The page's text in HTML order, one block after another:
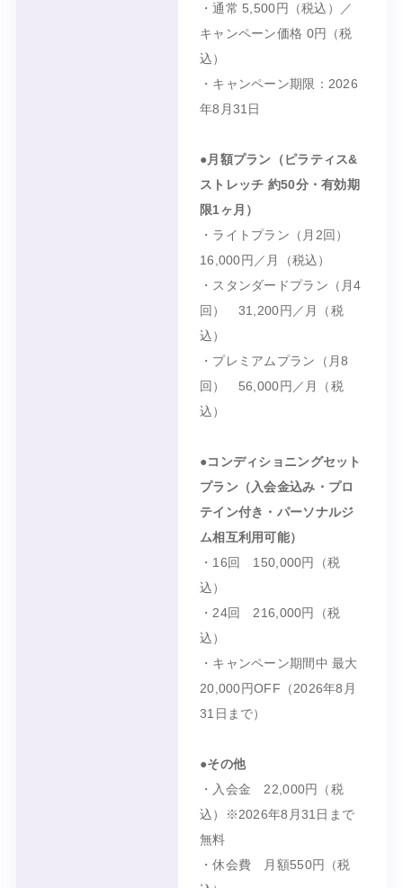
・通常 5,500円
（税込）／
キャンペーン価格 0円
（税
込）
・キャンペーン期限： 2026
年8月31日
●月額プラン（ピラティス&
ストレッチ 約50分・有効期
限1ヶ月）
・ライトプラン（月2回）
16,000円／月（税込）
・スタンダードプラン（月4
回） 31,200円／月（税
込）
・プレミアムプラン（月8
回） 56,000円／月（税
込）
●コンディショニングセット
プラン（入会金込み・プロ
テイン付き・パーソナルジ
ム相互利用可能）
・16回 150,000円（税
込）
・24回 216,000円（税
込）
・キャンペーン期間中最大
20,000円OFF （2026年8月
31日 まで）
●その他
・入会金 22,000円
（税
込）※2026年8月31日 まで
無料
・休会費 月額550円
（税